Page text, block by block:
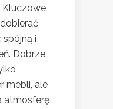
Kluczowe
i
Dobrze
mebli, ale
atmosferę